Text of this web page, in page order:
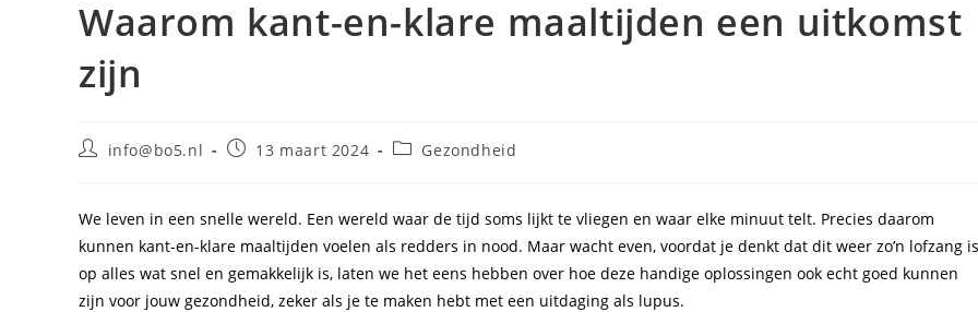
Waarom kant-en-klare maaltijden een uitkomst
zijn
Berichtinfo@bo5.nl
Bericht13 maart 2024 Berichtcategorie:
Gezondheid
We leven in een snelle wereld. Een wereld waar de tijd soms lijkt te vliegen en waar elke minuut telt. Precies daarom
kunnen kant-en-klare maaltijden voelen als redders in nood. Maar wacht even, voordat je denkt dat dit weer zo’n lofzang is
op alles wat snel en gemakkelijk is, laten we het eens hebben over hoe deze handige oplossingen ook echt goed kunnen
zijn voor jouw gezondheid, zeker als je te maken hebt met een uitdaging als lupus.